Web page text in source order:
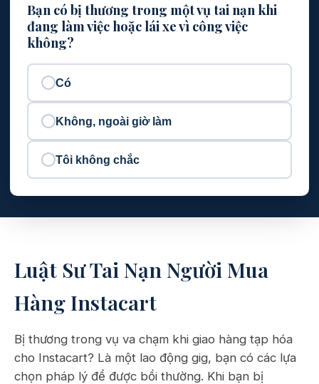
Bạn có bị thương trong một vụ tai nạn khi
đang làm việc hoặc lái xe vì công việc
không?
Có
Không, ngoài giờ làm
Tôi không chắc
Luật Sư Tai Nạn Người Mua
Hàng Instacart
Bị thương trong vụ va chạm khi giao hàng tạp hóa
cho Instacart? Là một lao động gig, bạn có các lựa
chọn pháp lý để được bồi thường. Khi bạn bị